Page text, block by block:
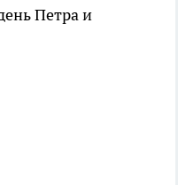
Петра и